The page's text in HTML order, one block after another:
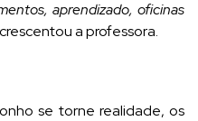
aprendizado, oficinas
a professora.
se torne realidade, os